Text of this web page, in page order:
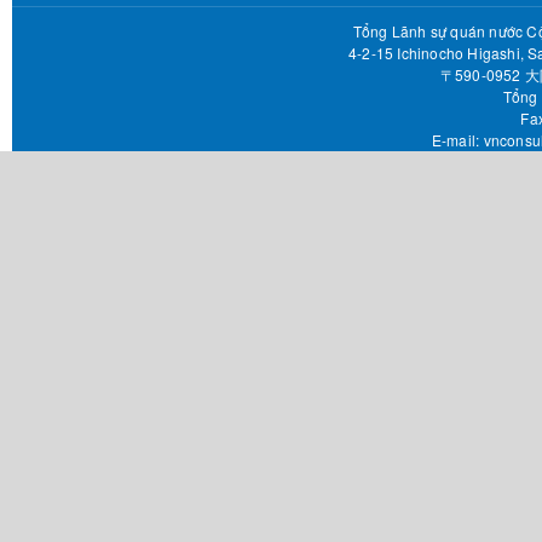
Tổng Lãnh sự quán nước
4-2-15 Ichinocho Higashi,
〒590-0952
E-mail: